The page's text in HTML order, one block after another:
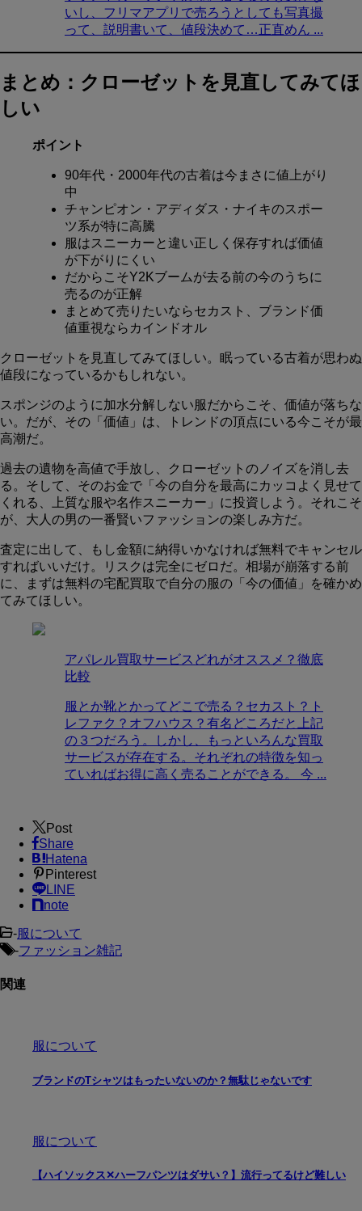
いし、フリマアプリで売ろうとしても写真撮
って、説明書いて、値段決めて…正直めん ...
まとめ：クローゼットを見直してみてほ
しい
ポイント
90年代・2000年代の古着は今まさに値上がり
中
チャンピオン・アディダス・ナイキのスポー
ツ系が特に高騰
服はスニーカーと違い正しく保存すれば価値
が下がりにくい
だからこそY2Kブームが去る前の今のうちに
売るのが正解
まとめて売りたいならセカスト、ブランド価
値重視ならカインドオル
クローゼットを見直してみてほしい。眠っている古着が思わぬ
値段になっているかもしれない。
スポンジのように加水分解しない服だからこそ、価値が落ちな
い。だが、その「価値」は、トレンドの頂点にいる今こそが最
高潮だ。
過去の遺物を高値で手放し、クローゼットのノイズを消し去
る。そして、そのお金で「今の自分を最高にカッコよく見せて
くれる、上質な服や名作スニーカー」に投資しよう。それこそ
が、大人の男の一番賢いファッションの楽しみ方だ。
査定に出して、もし金額に納得いかなければ無料でキャンセル
すればいいだけ。リスクは完全にゼロだ。相場が崩落する前
に、まずは無料の宅配買取で自分の服の「今の価値」を確かめ
てみてほしい。
アパレル買取サービスどれがオススメ？徹底
比較
服とか靴とかってどこで売る？セカスト？ト
レファク？オフハウス？有名どころだと上記
の３つだろう。しかし、もっといろんな買取
サービスが存在する。それぞれの特徴を知っ
ていればお得に高く売ることができる。 今 ...
Post
Share
Hatena
Pinterest
LINE
note
-服について
-ファッション雑記
関連
服について
ブランドのTシャツはもったいないのか？無駄じゃないです
服について
【ハイソックス✕ハーフパンツはダサい？】流行ってるけど難しい